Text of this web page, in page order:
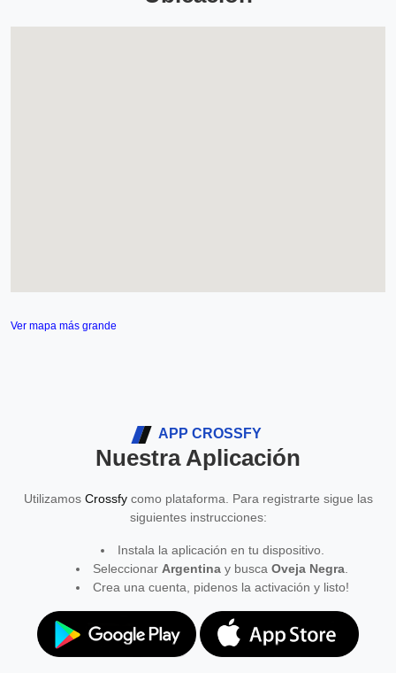
Ver mapa más grande
APP CROSSFY
Nuestra Aplicación
Utilizamos Crossfycomo plataforma. Para registrarte sigue las
siguientes instrucciones:
Instala la aplicación en tu dispositivo.
Seleccionar Argentina y busca Oveja Negra
Crea una cuenta, pidenos la activación y listo!